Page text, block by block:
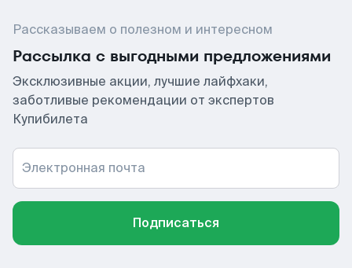
Рассказываем о полезном и интересном
Рассылка с выгодными предложениями
Эксклюзивные акции, лучшие лайфхаки,
заботливые рекомендации от экспертов
Купибилета
Электронная почта
Подписаться